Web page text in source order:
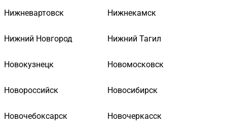
Нижневартовск Нижнекамск
Нижний Новгород Нижний Тагил
Новокузнецк Новомосковск
Новороссийск Новосибирск
Новочебоксарск Новочеркасск